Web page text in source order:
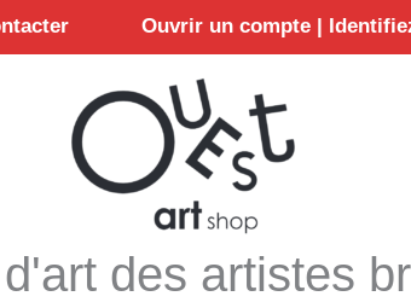
Ouvrir un compte |
des artistes